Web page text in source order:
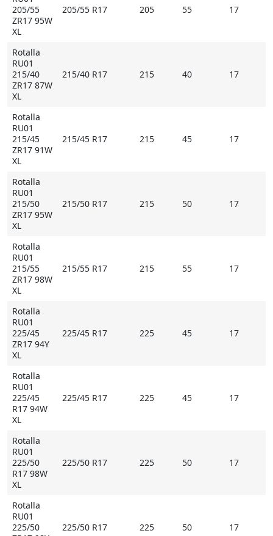
205/55
ZR17 95W
XL
205/55 R17 205 55 17
Rotalla
RU01
215/40
ZR17 87W
XL
215/40 R17 215 40 17
Rotalla
RU01
215/45
ZR17 91W
XL
215/45 R17 215 45 17
Rotalla
RU01
215/50
ZR17 95W
XL
215/50 R17 215 50 17
Rotalla
RU01
215/55
ZR17 98W
XL
215/55 R17 215 55 17
Rotalla
RU01
225/45
ZR17 94Y
XL
225/45 R17 225 45 17
Rotalla
RU01
225/45
R17 94W
XL
225/45 R17 225 45 17
Rotalla
RU01
225/50
R17 98W
XL
225/50 R17 225 50 17
Rotalla
RU01
225/50
225/50 R17 225 50 17